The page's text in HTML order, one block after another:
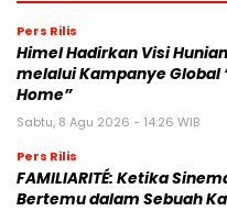
Pers Rilis
Himel Hadirkan Visi
melalui Kampanye Global
Home”
Sabtu, 8 Agu 2026 - 14:26 WIB
Pers Rilis
FAMILIARITÉ: Ketika
Bertemu dalam Sebuah